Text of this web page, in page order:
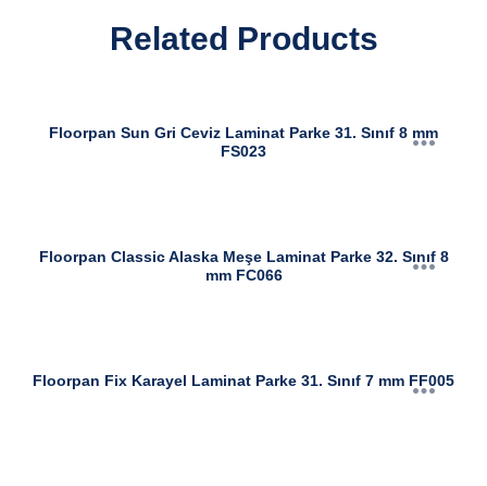
Related Products
Floorpan Sun Gri Ceviz Laminat Parke 31. Sınıf 8 mm
FS023
Floorpan Classic Alaska Meşe Laminat Parke 32. Sınıf 8
mm FC066
Floorpan Fix Karayel Laminat Parke 31. Sınıf 7 mm FF005